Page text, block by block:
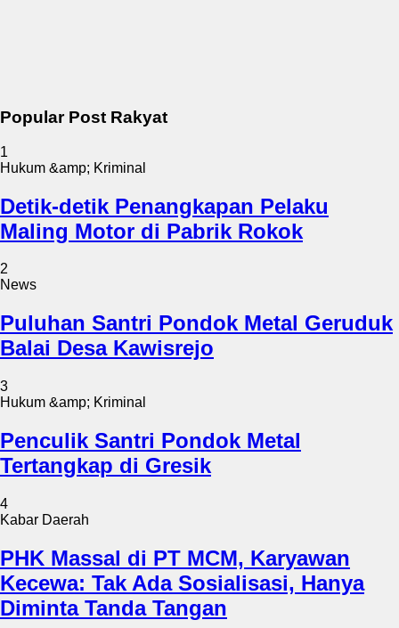
Popular Post Rakyat
1
Hukum &amp; Kriminal
Detik-detik Penangkapan Pelaku
Maling Motor di Pabrik Rokok
2
News
Puluhan Santri Pondok Metal Geruduk
Balai Desa Kawisrejo
3
Hukum &amp; Kriminal
Penculik Santri Pondok Metal
Tertangkap di Gresik
4
Kabar Daerah
PHK Massal di PT MCM, Karyawan
Kecewa: Tak Ada Sosialisasi, Hanya
Diminta Tanda Tangan